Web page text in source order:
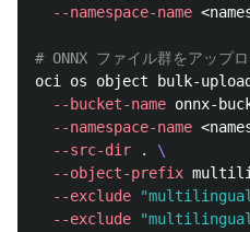
--namespace-name
# ONNX ファイル群をアップ
oci os object bulk-
--bucket-name onnx-
--namespace-name
--src-dir
.
\
--object-prefix
--exclude
--exclude